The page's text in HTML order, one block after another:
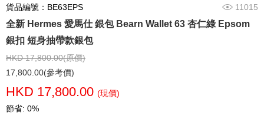
貨品編號：BE63EPS 11015
全新 Hermes 愛馬仕 銀包 Bearn Wallet 63 杏仁綠 Epsom
銀扣 短身抽帶款銀包
HKD 17,800.00(原價)
17,800.00(參考價)
HKD 17,800.00 (現價)
節省: 0%